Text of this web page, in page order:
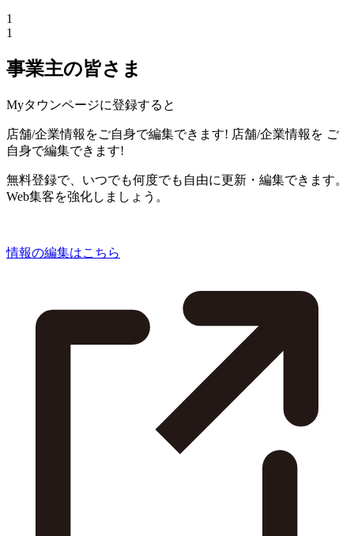
1
1
事業主の皆さま
Myタウンページに登録すると
店舗/企業情報をご自身で編集できます! 店舗/企業情報を ご
自身で編集できます!
無料登録で、いつでも何度でも自由に更新・編集できます。
Web集客を強化しましょう。
情報の編集はこちら